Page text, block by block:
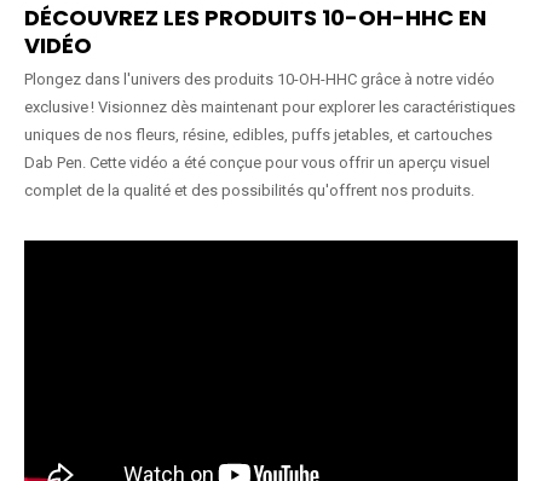
DÉCOUVREZ LES PRODUITS 10-OH-HHC EN
VIDÉO
Plongez dans l'univers des produits 10-OH-HHC grâce à notre vidéo
exclusive ! Visionnez dès maintenant pour explorer les caractéristiques
uniques de nos fleurs, résine, edibles, puffs jetables, et cartouches
Dab Pen. Cette vidéo a été conçue pour vous offrir un aperçu visuel
complet de la qualité et des possibilités qu'offrent nos produits.